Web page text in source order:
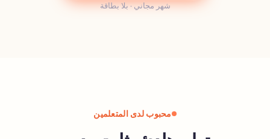
شهر مجاني · بلا بطاقة
محبوب لدى المتعلمين